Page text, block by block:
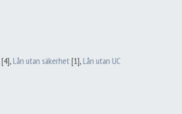
[4],Lån utan säkerhet [1],Lån utan UC